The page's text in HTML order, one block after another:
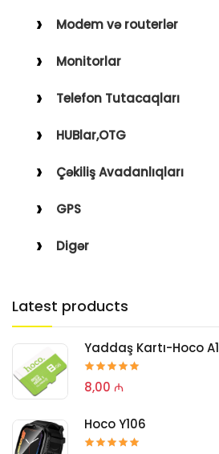
Modem və routerlər
Monitorlar
Telefon Tutacaqları
HUBlar,OTG
Çəkiliş Avadanlıqları
GPS
Digər
Latest products
Yaddaş Kartı-Hoco A1
8,00 ₼
Hoco Y106